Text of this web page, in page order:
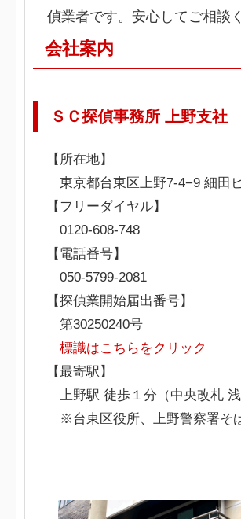
偵業者です。安心してご相談
会社案内
ＳＣ探偵事務所 上野支社
【所在地】
東京都台東区上野7-4−9 細田
【フリーダイヤル】
0120-608-748
【電話番号】
050-5799-2081
【探偵業開始届出番号】
第30250240号
標識はこちらをクリック
【最寄駅】
上野駅 徒歩１分（中央改札 浅
※台東区役所、上野警察署そ